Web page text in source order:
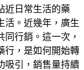
近日常生活的藥
活。近幾年，廣生
行銷。這一次，
行，是如何開始轉
吸引，銷售量持續